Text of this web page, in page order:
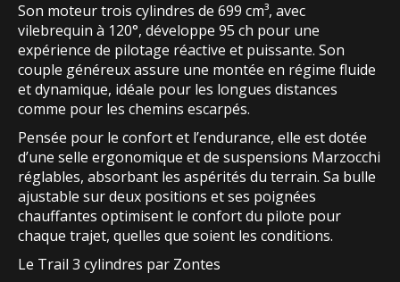
Son moteur trois cylindres de 699 cm³, avec
vilebrequin à 120°, développe 95 ch pour une
expérience de pilotage réactive et puissante. Son
couple généreux assure une montée en régime fluide
et dynamique, idéale pour les longues distances
comme pour les chemins escarpés.
Pensée pour le confort et l’endurance, elle est dotée
d’une selle ergonomique et de suspensions Marzocchi
réglables, absorbant les aspérités du terrain. Sa bulle
ajustable sur deux positions et ses poignées
chauffantes optimisent le confort du pilote pour
chaque trajet, quelles que soient les conditions.
Le Trail 3 cylindres par Zontes